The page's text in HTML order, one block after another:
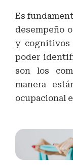
Es
desempeño
y cognitivos
poder
son los
manera
ocupacional